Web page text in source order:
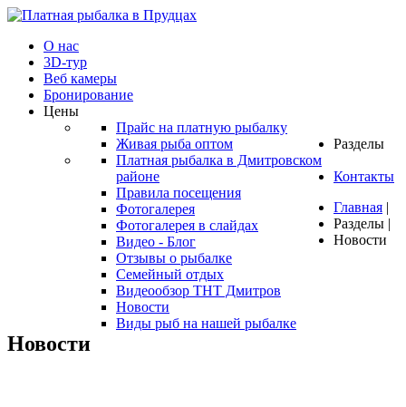
О нас
3D-тур
Веб камеры
Бронирование
Цены
Прайс на платную рыбалку
Живая рыба оптом
Разделы
Платная рыбалка в Дмитровском
районе
Правила посещения
Фотогалерея
Фотогалерея в слайдах
Видео - Блог
Отзывы о рыбалке
Семейный отдых
Видеообзор ТНТ Дмитров
Новости
Виды рыб на нашей рыбалке
Контакты
Главная |
Разделы |
Новости
Новости